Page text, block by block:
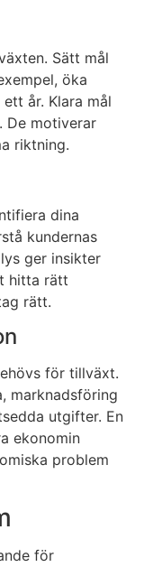
Sätt mål
öka
år. Klara mål
De motiverar
riktning.
dina
kundernas
ger insikter
hitta rätt
rätt.
för tillväxt.
marknadsföring
utgifter. En
ekonomin
problem
för